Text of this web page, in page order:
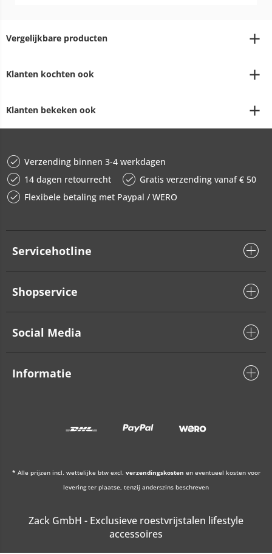
Vergelijkbare producten
Klanten kochten ook
Klanten bekeken ook
Verzending binnen 3-4 werkdagen
14 dagen retourrecht
Gratis verzending vanaf € 50
Flexibele betaling met Paypal / WERO
Servicehotline
Shopservice
Social Media
Informatie
* Alle prijzen incl. wettelijke btw excl. verzendingskosten en eventueel kosten voor
levering ter plaatse, tenzij anderszins beschreven
Zack GmbH - Exclusieve roestvrijstalen lifestyle
accessoires